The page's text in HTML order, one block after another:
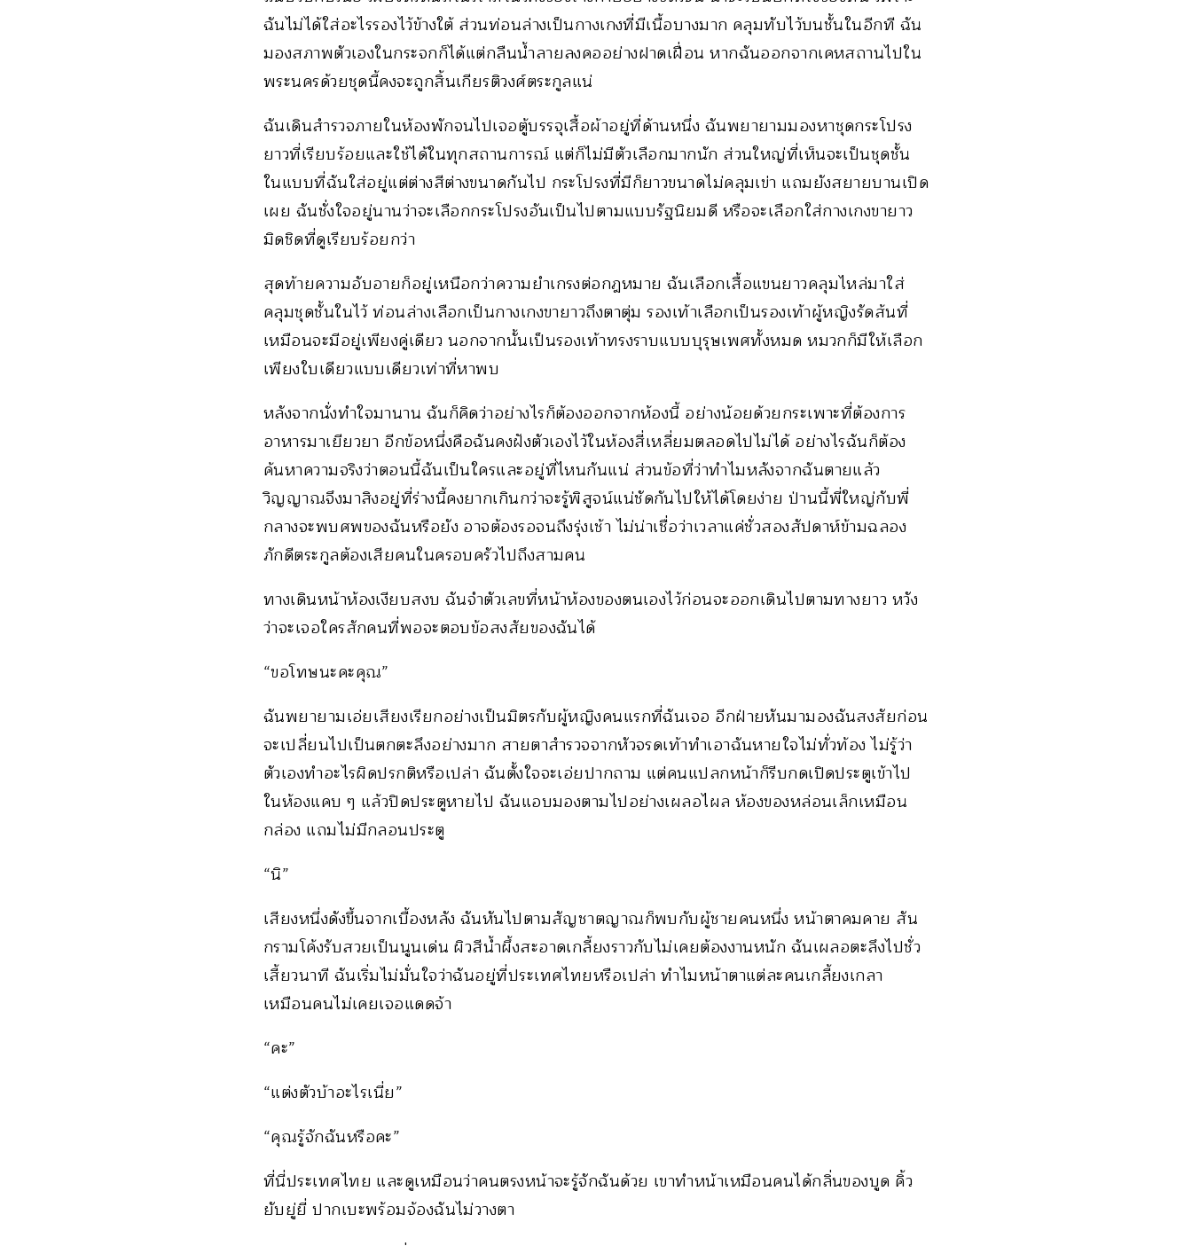
ฉันไม่ได้ใส่อะไรรองไว้ข้างใต้ ส่วนท่อนล่างเป็นกางเกงที่มีเนื้อบางมาก คลุมทับไว้บนชั้นในอีกที ฉัน
มองสภาพตัวเองในกระจกก็ได้แต่กลืนน้ำลายลงคออย่างฝาดเฝื่อน หากฉันออกจากเคหสถานไปใน
พระนครด้วยชุดนี้คงจะถูกสิ้นเกียรติวงศ์ตระกูลแน่
ฉันเดินสำรวจภายในห้องพักจนไปเจอตู้บรรจุเสื้อผ้าอยู่ที่ด้านหนึ่ง ฉันพยายามมองหาชุดกระโปรง
ยาวที่เรียบร้อยและใช้ได้ในทุกสถานการณ์ แต่ก็ไม่มีตัวเลือกมากนัก ส่วนใหญ่ที่เห็นจะเป็นชุดชั้น
ในแบบที่ฉันใส่อยู่แต่ต่างสีต่างขนาดกันไป กระโปรงที่มีก็ยาวขนาดไม่คลุมเข่า แถมยังสยายบานเปิด
เผย ฉันชั่งใจอยู่นานว่าจะเลือกกระโปรงอันเป็นไปตามแบบรัฐนิยมดี หรือจะเลือกใส่กางเกงขายาว
มิดชิดที่ดูเรียบร้อยกว่า
สุดท้ายความอับอายก็อยู่เหนือกว่าความยำเกรงต่อกฎหมาย ฉันเลือกเสื้อแขนยาวคลุมไหล่มาใส่
คลุมชุดชั้นในไว้ ท่อนล่างเลือกเป็นกางเกงขายาวถึงตาตุ่ม รองเท้าเลือกเป็นรองเท้าผู้หญิงรัดส้นที่
เหมือนจะมีอยู่เพียงคู่เดียว นอกจากนั้นเป็นรองเท้าทรงราบแบบบุรุษเพศทั้งหมด หมวกก็มีให้เลือก
เพียงใบเดียวแบบเดียวเท่าที่หาพบ
หลังจากนั่งทำใจมานาน ฉันก็คิดว่าอย่างไรก็ต้องออกจากห้องนี้ อย่างน้อยด้วยกระเพาะที่ต้องการ
อาหารมาเยียวยา อีกข้อหนึ่งคือฉันคงฝังตัวเองไว้ในห้องสี่เหลี่ยมตลอดไปไม่ได้ อย่างไรฉันก็ต้อง
ค้นหาความจริงว่าตอนนี้ฉันเป็นใครและอยู่ที่ไหนกันแน่ ส่วนข้อที่ว่าทำไมหลังจากฉันตายแล้ว
วิญญาณจึงมาสิงอยู่ที่ร่างนี้คงยากเกินกว่าจะรู้พิสูจน์แน่ชัดกันไปให้ได้โดยง่าย ป่านนี้พี่ใหญ่กับพี่
กลางจะพบศพของฉันหรือยัง อาจต้องรอจนถึงรุ่งเช้า ไม่น่าเชื่อว่าเวลาแค่ชั่วสองสัปดาห์ข้ามฉลอง
ภักดีตระกูลต้องเสียคนในครอบครัวไปถึงสามคน
ทางเดินหน้าห้องเงียบสงบ ฉันจำตัวเลขที่หน้าห้องของตนเองไว้ก่อนจะออกเดินไปตามทางยาว หวัง
ว่าจะเจอใครสักคนที่พอจะตอบข้อสงสัยของฉันได้
“ขอโทษนะคะคุณ”
ฉันพยายามเอ่ยเสียงเรียกอย่างเป็นมิตรกับผู้หญิงคนแรกที่ฉันเจอ อีกฝ่ายหันมามองฉันสงสัยก่อน
จะเปลี่ยนไปเป็นตกตะลึงอย่างมาก สายตาสำรวจจากหัวจรดเท้าทำเอาฉันหายใจไม่ทั่วท้อง ไม่รู้ว่า
ตัวเองทำอะไรผิดปรกติหรือเปล่า ฉันตั้งใจจะเอ่ยปากถาม แต่คนแปลกหน้าก็รีบกดเปิดประตูเข้าไป
ในห้องแคบ ๆ แล้วปิดประตูหายไป ฉันแอบมองตามไปอย่างเผลอไผล ห้องของหล่อนเล็กเหมือน
กล่อง แถมไม่มีกลอนประตู
“นิ”
เสียงหนึ่งดังขึ้นจากเบื้องหลัง ฉันหันไปตามสัญชาตญาณก็พบกับผู้ชายคนหนึ่ง หน้าตาคมคาย สัน
กรามโค้งรับสวยเป็นนูนเด่น ผิวสีน้ำผึ้งสะอาดเกลี้ยงราวกับไม่เคยต้องงานหนัก ฉันเผลอตะลึงไปชั่ว
เสี้ยวนาที ฉันเริ่มไม่มั่นใจว่าฉันอยู่ที่ประเทศไทยหรือเปล่า ทำไมหน้าตาแต่ละคนเกลี้ยงเกลา
เหมือนคนไม่เคยเจอแดดจ้า
“คะ”
“แต่งตัวบ้าอะไรเนี่ย”
“คุณรู้จักฉันหรือคะ”
ที่นี่ประเทศไทย และดูเหมือนว่าคนตรงหน้าจะรู้จักฉันด้วย เขาทำหน้าเหมือนคนได้กลิ่นของบูด คิ้ว
ยับยู่ยี่ ปากเบะพร้อมจ้องฉันไม่วางตา